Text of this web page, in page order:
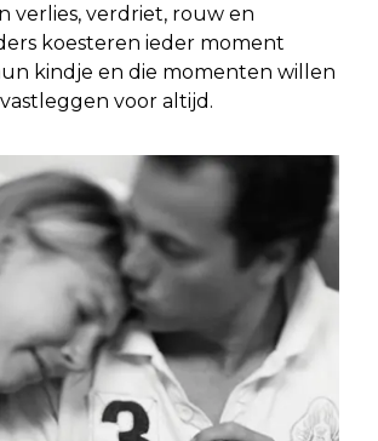
verlies, verdriet, rouw en
koesteren ieder moment
kindje en die momenten willen
voor altijd.